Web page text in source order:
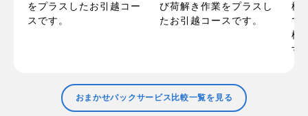
をプラスしたお引越コー
スです。
び荷解き作業をプラスし
たお引越コースです。
梱
で
標
す
おまかせパックサービス比較一覧を見る